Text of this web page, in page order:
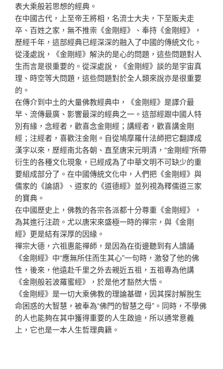
表大乘般若思想的經典。
在中國古代，上至帝王將相，名流士大夫，下至販夫走
卒、百姓之家，無不推崇《金剛經》、奉持《金剛經》，
歷經千年，這部經典已經深深的融入了中國的傳統文化。
從淺處說，《金剛經》解決的是心的問題，這些問題對人
生而言是很重要的。從深處說，《金剛經》談的是宇宙真
理、時空等大問題，這些問題對於全人類來說亦是很重要
的。
在傳介到中土的大量佛教經典中，《金剛經》是譯介最
早、流傳最廣、影響最深的經典之一。這部經跟中國人特
別有緣，念經者，歡喜念金剛經；講經者，歡喜講金剛
經；注經者，喜歡注金剛。自從鳩摩羅什法師把它翻譯成
漢字以來，歷經南北各朝、直至唐宋元明清，“金剛經”所帶
衍生的各種文化現象，已經成為了中華文明不可缺少的重
要組成部分了。在中國傳統文化中，人們把《金剛經》與
儒家的《論語》、道家的《道德經》並列視為釋儒道三家
的寶典。
在中國歷史上，佛教的各宗各派都十分尊重《金剛經》，
為其進行注疏。尤以唐宋來盛極一時的禪宗，與《金剛
經》更是結有深厚的因緣。
禪宗大德，六祖惠能禪師，是因為在街邊聽到有人讀誦
《金剛經》中“應無所住而生其心”一句時，激發了他的佛
性，後來，他遠赴千里之外去親近五祖，五祖專為他講
《金剛般若波羅蜜經》，於是他才豁然大悟。
《金剛經》是一切大乘佛教的理論基礎，因其探討解脫生
命困惑的大智慧，被奉為“佛門的智慧之母”。同時，不學佛
的人也能夠在其中獲得重要的人生啟迪，所以通常意義
上，它也是一本人生哲理典籍。